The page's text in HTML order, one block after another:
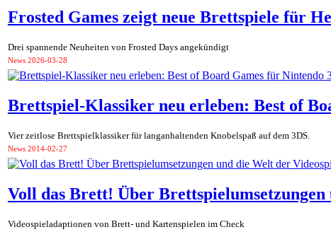
Frosted Games zeigt neue Brettspiele für
Drei spannende Neuheiten von Frosted Days angekündigt
News 2026-03-28
Brettspiel-Klassiker neu erleben: Best of
Vier zeitlose Brettspielklassiker für langanhaltenden Knobelspaß auf dem 3DS.
News 2014-02-27
Voll das Brett! Über
Videospieladaptionen von Brett- und Kartenspielen im Check